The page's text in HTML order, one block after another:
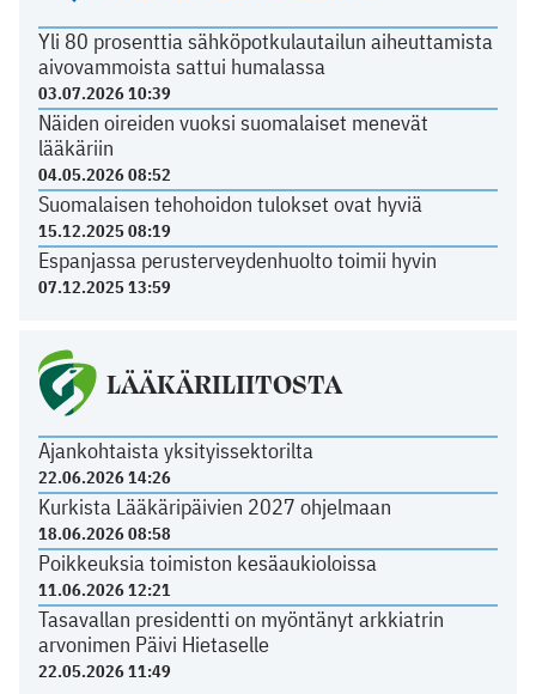
Yli 80 prosenttia sähköpotkulautailun aiheuttamista
aivovammoista sattui humalassa
03.07.2026 10:39
Näiden oireiden vuoksi suomalaiset menevät
lääkäriin
04.05.2026 08:52
Suomalaisen tehohoidon tulokset ovat hyviä
15.12.2025 08:19
Espanjassa perusterveydenhuolto toimii hyvin
07.12.2025 13:59
LÄÄKÄRILIITOSTA
Ajankohtaista yksityissektorilta
22.06.2026 14:26
Kurkista Lääkäripäivien 2027 ohjelmaan
18.06.2026 08:58
Poikkeuksia toimiston kesäaukioloissa
11.06.2026 12:21
Tasavallan presidentti on myöntänyt arkkiatrin
arvonimen Päivi Hietaselle
22.05.2026 11:49